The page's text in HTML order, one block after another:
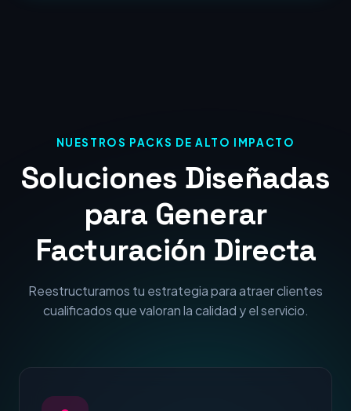
NUESTROS PACKS DE ALTO IMPACTO
Soluciones Diseñadas
para Generar
Facturación Directa
Reestructuramos tu estrategia para atraer clientes
cualificados que valoran la calidad y el servicio.